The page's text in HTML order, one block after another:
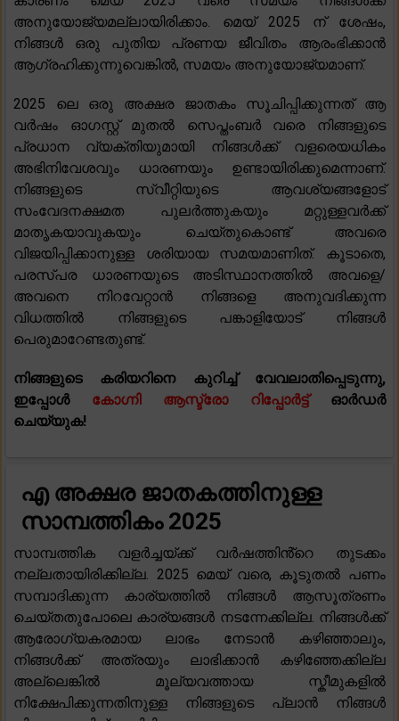
അനുയോജ്യമല്ലായിരിക്കാം. മെയ് 2025 ന് ശേഷം,
നിങ്ങൾ ഒരു പുതിയ പ്രണയ ജീവിതം ആരംഭിക്കാൻ
ആഗ്രഹിക്കുന്നുവെങ്കിൽ, സമയം അനുയോജ്യമാണ്.
2025 ലെ ഒരു അക്ഷര ജാതകം സൂചിപ്പിക്കുന്നത് ആ
വർഷം ഓഗസ്റ്റ് മുതൽ സെപ്തംബർ വരെ നിങ്ങളുടെ
പ്രധാന വ്യക്തിയുമായി നിങ്ങൾക്ക് വളരെയധികം
അഭിനിവേശവും ധാരണയും ഉണ്ടായിരിക്കുമെന്നാണ്.
നിങ്ങളുടെ സ്വീറ്റിയുടെ ആവശ്യങ്ങളോട്
സംവേദനക്ഷമത പുലർത്തുകയും മറ്റുള്ളവർക്ക്
മാതൃകയാവുകയും ചെയ്തുകൊണ്ട് അവരെ
വിജയിപ്പിക്കാനുള്ള ശരിയായ സമയമാണിത്. കൂടാതെ,
പരസ്പര ധാരണയുടെ അടിസ്ഥാനത്തിൽ അവളെ/
അവനെ നിറവേറ്റാൻ നിങ്ങളെ അനുവദിക്കുന്ന
വിധത്തിൽ നിങ്ങളുടെ പങ്കാളിയോട് നിങ്ങൾ
പെരുമാറേണ്ടതുണ്ട്.
നിങ്ങളുടെ കരിയറിനെ കുറിച്ച് വേവലാതിപ്പെടുന്നു,
ഇപ്പോൾ കോഗ്നി ആസ്ട്രോ റിപ്പോർട്ട് ഓർഡർ
ചെയ്യുക!
എ അക്ഷര ജാതകത്തിനുള്ള
സാമ്പത്തികം 2025
സാമ്പത്തിക വളർച്ചയ്ക്ക് വർഷത്തിൻ്റെ തുടക്കം
നല്ലതായിരിക്കില്ല. 2025 മെയ് വരെ, കൂടുതൽ പണം
സമ്പാദിക്കുന്ന കാര്യത്തിൽ നിങ്ങൾ ആസൂത്രണം
ചെയ്തതുപോലെ കാര്യങ്ങൾ നടന്നേക്കില്ല. നിങ്ങൾക്ക്
ആരോഗ്യകരമായ ലാഭം നേടാൻ കഴിഞ്ഞാലും,
നിങ്ങൾക്ക് അത്രയും ലാഭിക്കാൻ കഴിഞ്ഞേക്കില്ല
അല്ലെങ്കിൽ മൂല്യവത്തായ സ്കീമുകളിൽ
നിക്ഷേപിക്കുന്നതിനുള്ള നിങ്ങളുടെ പ്ലാൻ നിങ്ങൾ